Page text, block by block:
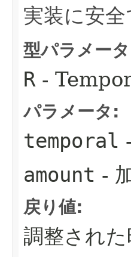
実装に安
型パラメー
R -
パラメータ:
temporal
amount -
戻り値:
調整され